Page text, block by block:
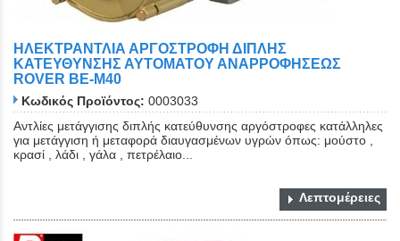
ΗΛΕΚΤΡΑΝΤΛΙΑ ΑΡΓΟΣΤΡΟΦΗ ΔΙΠΛΗΣ
ΚΑΤΕΥΘΥΝΣΗΣ ΑΥΤΟΜΑΤΟΥ ΑΝΑΡΡΟΦΗΣΕΩΣ
ROVER BE-M40
Κωδικός Προϊόντος: 0003033
Αντλίες μετάγγισης διπλής κατεύθυνσης αργόστροφες κατάλληλες
για μετάγγιση ή μεταφορά διαυγασμένων υγρών όπως: μούστο ,
κρασί , λάδι , γάλα , πετρέλαιο...
Λεπτομέρειες